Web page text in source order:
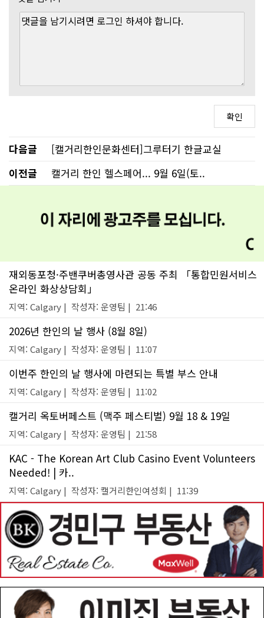
다음글
[캘거리한인문화센터]그루터기 한글교실
이전글
캘거리 한인 헬스페어... 9월 6일(토..
재외동포청·주밴쿠버총영사관 공동 주최 「통합민원서비스
온라인 화상상담회」
지역: Calgary | 작성자: 운영팀 | 21:46
2026년 한인의 날 행사 (8월 8일)
지역: Calgary | 작성자: 운영팀 | 11:07
이번주 한인의 날 행사에 마련되는 특별 부스 안내
지역: Calgary | 작성자: 운영팀 | 11:02
캘거리 옥토버페스트 (맥주 페스티벌) 9월 18 & 19일
지역: Calgary | 작성자: 운영팀 | 21:58
KAC - The Korean Art Club Casino Event Volunteers
Needed! | 카..
지역: Calgary | 작성자: 캘거리한인여성회 | 11:39